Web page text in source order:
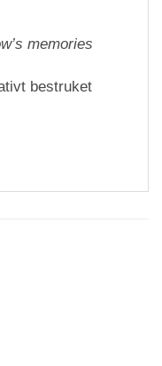
memories
bestruket